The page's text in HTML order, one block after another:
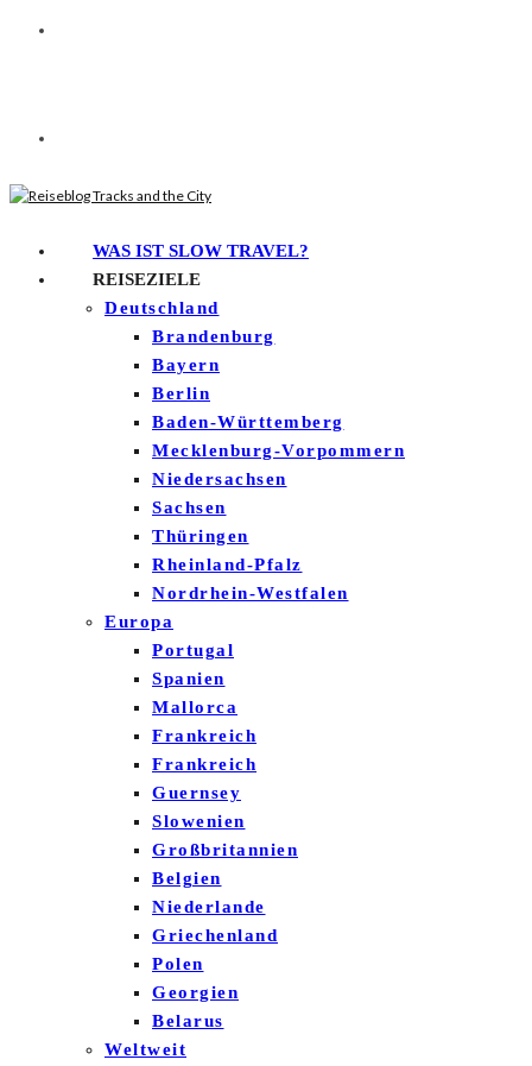
WAS IST SLOW TRAVEL?
REISEZIELE
Deutschland
Brandenburg
Bayern
Berlin
Baden-Württemberg
Mecklenburg-Vorpommern
Niedersachsen
Sachsen
Thüringen
Rheinland-Pfalz
Nordrhein-Westfalen
Europa
Portugal
Spanien
Mallorca
Frankreich
Frankreich
Guernsey
Slowenien
Großbritannien
Belgien
Niederlande
Griechenland
Polen
Georgien
Belarus
Weltweit